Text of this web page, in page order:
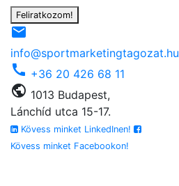
Feliratkozom!
email
info@sportmarketingtagozat.hu
call +36 20 426 68 11
public 1013 Budapest,
Lánchíd utca 15-17.
Kövess minket LinkedInen!
Kövess minket Facebookon!